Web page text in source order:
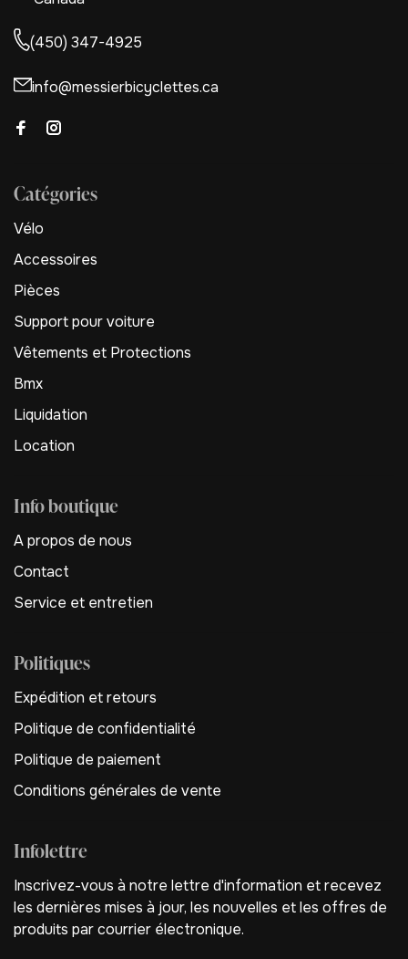
(450) 347-4925
info@messierbicyclettes.ca
Catégories
Vélo
Accessoires
Pièces
Support pour voiture
Vêtements et Protections
Bmx
Liquidation
Location
Info boutique
A propos de nous
Contact
Service et entretien
Politiques
Expédition et retours
Politique de confidentialité
Politique de paiement
Conditions générales de vente
Infolettre
Inscrivez-vous à notre lettre d'information et recevez
les dernières mises à jour, les nouvelles et les offres de
produits par courrier électronique.